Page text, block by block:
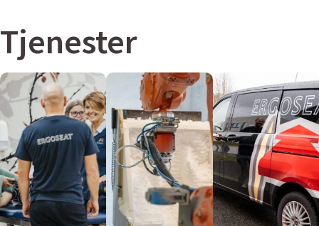
Tjenester